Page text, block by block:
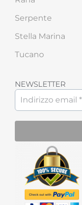
Serpente
Stella Marina
Tucano
NEWSLETTER